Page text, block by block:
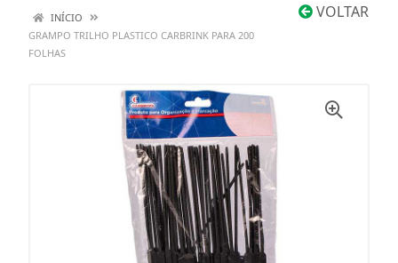
VOLTAR
INÍCIO
GRAMPO TRILHO PLASTICO CARBRINK PARA 200
FOLHAS